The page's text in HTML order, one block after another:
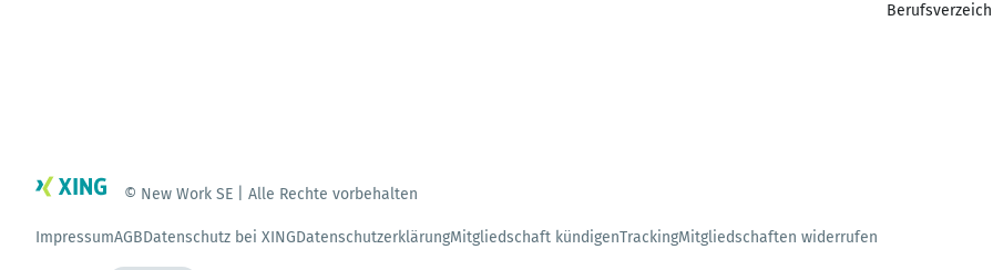
© New Work SE | Alle Rechte vorbehalten
ImpressumAGBDatenschutz bei XINGDatenschutzerklärungMitgliedschaft kündigenTrackingMitgliedschaften widerrufen